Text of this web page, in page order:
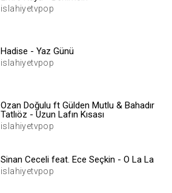
.web.tv
İsimsiz ziyaretçi için site içeriği
islahiyetvpop
Hadise - Yaz Günü
islahiyetvpop
Ozan Doğulu ft Gülden Mutlu & Bahadır
Tatlıöz - Uzun Lafın Kısası
islahiyetvpop
Sinan Ceceli feat. Ece Seçkin - O La La
islahiyetvpop